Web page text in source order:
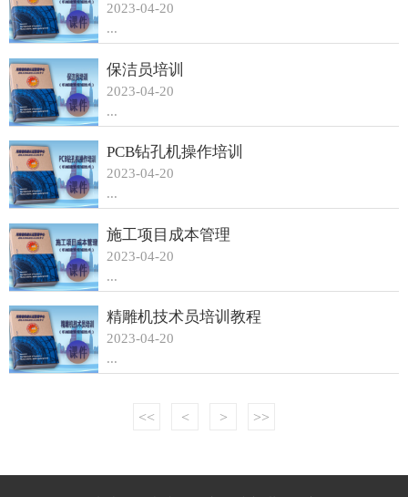
2023-04-20
...
保洁员培训
2023-04-20
...
PCB钻孔机操作培训
2023-04-20
...
施工项目成本管理
2023-04-20
...
精雕机技术员培训教程
2023-04-20
...
<< < > >>